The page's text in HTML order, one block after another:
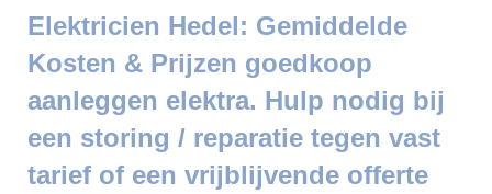
Elektricien Hedel: Gemiddelde
Kosten & Prijzen goedkoop
aanleggen elektra. Hulp nodig bij
een storing / reparatie tegen vast
tarief of een vrijblijvende offerte